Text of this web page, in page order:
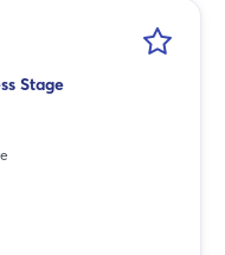
Stage